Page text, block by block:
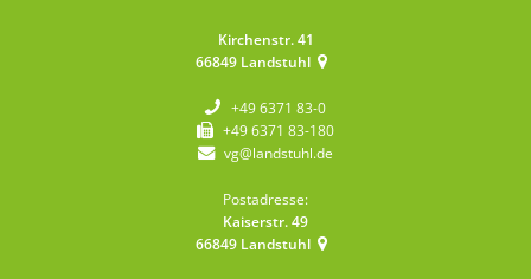
Kirchenstr. 41
66849 Landstuhl
+49 6371 83-0
+49 6371 83-180
vg@landstuhl.de
Postadresse:
Kaiserstr. 49
66849 Landstuhl